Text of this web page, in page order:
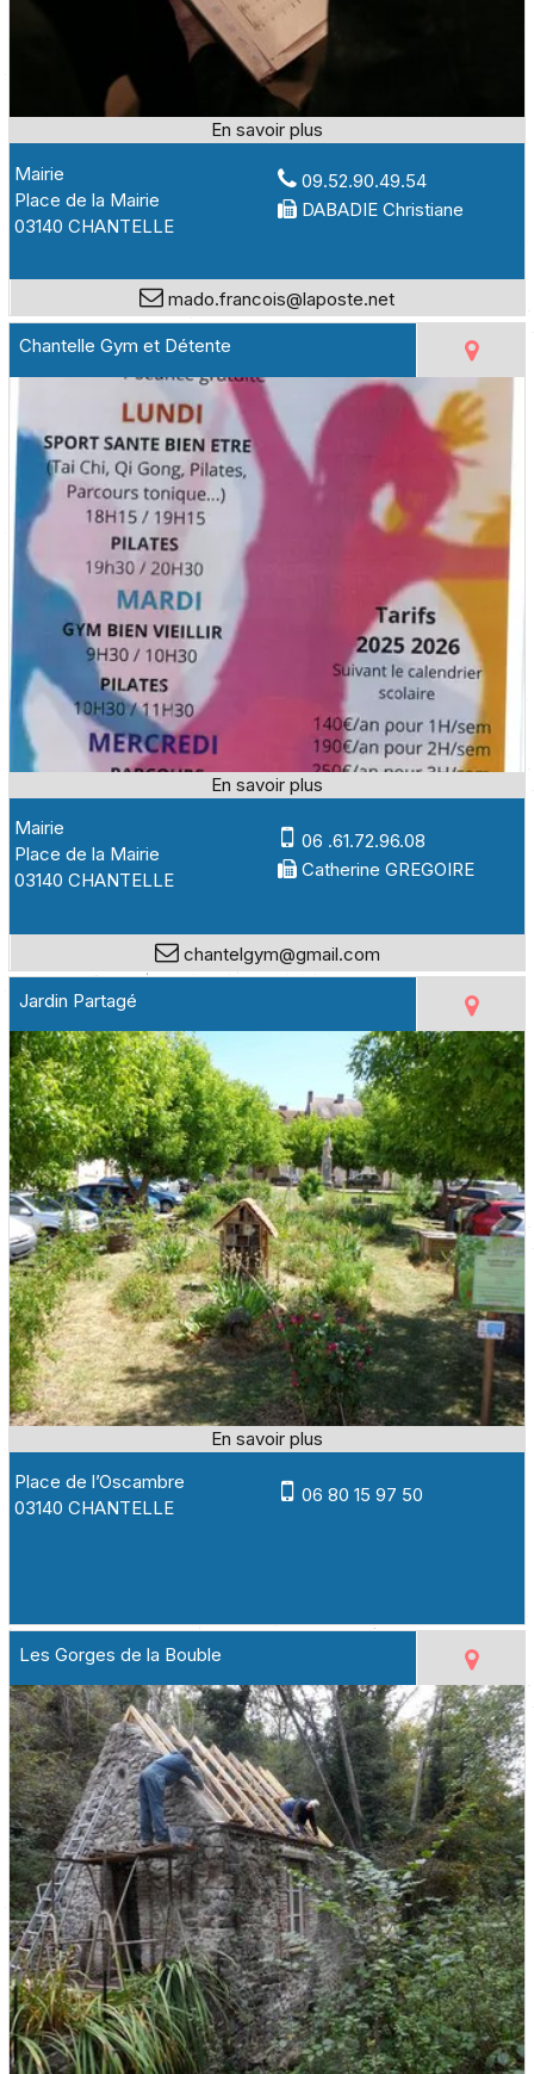
Mairie
Place de la Mairie
03140 CHANTELLE
09.52.90.49.54
DABADIE Christiane
mado.francois@laposte.net
Chantelle Gym et Détente
Mairie
Place de la Mairie
03140 CHANTELLE
06 .61.72.96.08
Catherine GREGOIRE
chantelgym@gmail.com
Jardin Partagé
Place de l’Oscambre
03140 CHANTELLE
06 80 15 97 50
Les Gorges de la Bouble